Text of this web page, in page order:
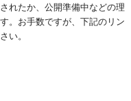
れたか、公開準備中などの理
。お手数ですが、下記のリン
い。